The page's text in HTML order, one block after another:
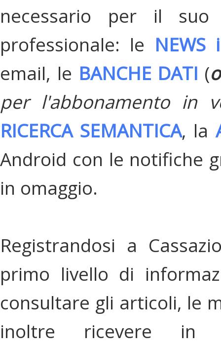
necessario per il suo
professionale: le
email, le BANCHE DATI (
per l'abbonamento in
RICERCA SEMANTICA, la
Android con le notifiche
in omaggio.
Registrandosi a
primo livello di
consultare gli articoli, le
inoltre ricevere in